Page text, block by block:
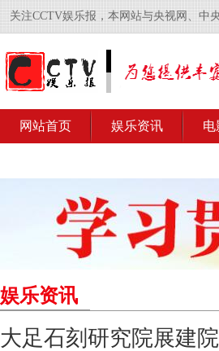
关注CCTV娱乐报，本网站与央视网、中
网站首页 娱乐资讯 电
娱乐资讯
大足石刻研究院展建